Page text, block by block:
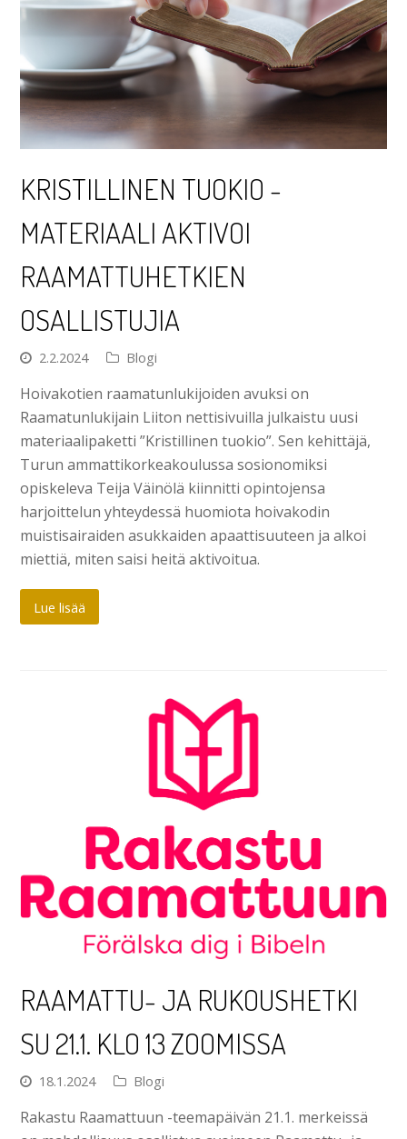
KRISTILLINEN TUOKIO -
MATERIAALI AKTIVOI
RAAMATTUHETKIEN
OSALLISTUJIA
2.2.2024 Blogi
Hoivakotien raamatunlukijoiden avuksi on
Raamatunlukijain Liiton nettisivuilla julkaistu uusi
materiaalipaketti ”Kristillinen tuokio”. Sen kehittäjä,
Turun ammattikorkeakoulussa sosionomiksi
opiskeleva Teija Väinölä kiinnitti opintojensa
harjoittelun yhteydessä huomiota hoivakodin
muistisairaiden asukkaiden apaattisuuteen ja alkoi
miettiä, miten saisi heitä aktivoitua.
Lue lisää
RAAMATTU- JA RUKOUSHETKI
SU 21.1. KLO 13 ZOOMISSA
18.1.2024 Blogi
Rakastu Raamattuun -teemapäivän 21.1. merkeissä